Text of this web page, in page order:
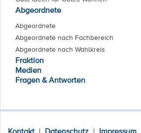
Abgeordnete
Abgeordnete
Abgeordnete nach Fachbereich
Abgeordnete nach Wahlkreis
Fraktion
Medien
Fragen & Antworten